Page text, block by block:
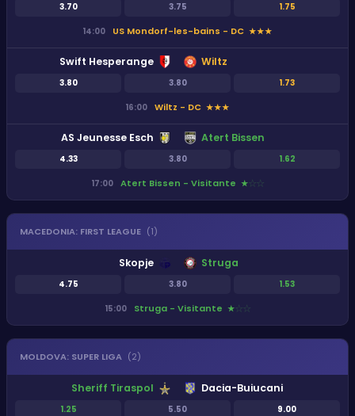
3.70 3.75 1.75
14:00 US Mondorf-les-bains - DC ★★★
Swift Hesperange
3.80 3.80 1.73
Wiltz
16:00 Wiltz - DC ★★★
AS Jeunesse Esch
4.33 3.80 1.62
Atert Bissen
17:00 Atert Bissen - Visitante ★★★
MACEDONIA: FIRST LEAGUE (1)
Skopje
4.75 3.80 1.53
Struga
15:00 Struga - Visitante ★★★
MOLDOVA: SUPER LIGA (2)
Sheriff Tiraspol
1.25 5.50 9.00
Dacia-Buiucani